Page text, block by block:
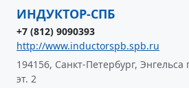
ИНДУКТОР-СПБ
+7 (812) 9090393
http://www.inductorspb.spb.ru
194156, Санкт-Петербург,
эт. 2